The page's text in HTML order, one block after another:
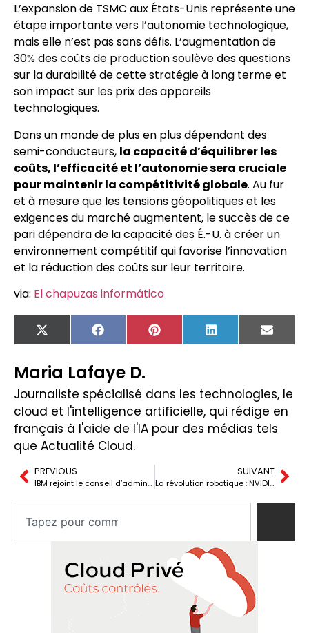
L’expansion de TSMC aux États-Unis représente une
étape importante vers l’autonomie technologique,
mais elle n’est pas sans défis. L’augmentation de
30% des coûts de production soulève des questions
sur la durabilité de cette stratégie à long terme et
son impact sur les prix des appareils
technologiques.
Dans un monde de plus en plus dépendant des
semi-conducteurs, la capacité d’équilibrer les
coûts, l’efficacité et l’autonomie sera cruciale
pour maintenir la compétitivité globale. Au fur
et à mesure que les tensions géopolitiques et les
exigences du marché augmentent, le succès de ce
pari dépendra de la capacité des É.-U. à créer un
environnement compétitif qui favorise l’innovation
et la réduction des coûts sur leur territoire.
via: El chapuzas informático
X
(Twitter)
FacebookPinterest LinkedIn Email
Maria Lafaye D.
Journaliste spécialisé dans les technologies, le
cloud et l'intelligence artificielle, qui rédige en
français à l'aide de l'IA pour des médias tels
que Actualité Cloud.
PREVIOUS
IBM rejoint le conseil d’administration du DIPC pour promouvoir la recherche quantique et l’excellence scientifique au Pays Basque
SUIVANT
La révolution robotique : NVIDIA propulse des robots transformant les industries en 2024